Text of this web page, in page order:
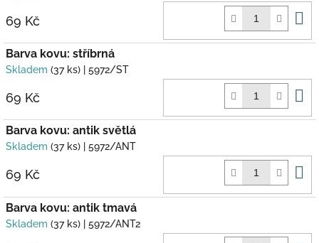
69 Kč
Barva kovu: stříbrná
Skladem (37 ks) | 5972/ST
69 Kč
Barva kovu: antik světlá
Skladem (37 ks) | 5972/ANT
69 Kč
Barva kovu: antik tmavá
Skladem (37 ks) | 5972/ANT2